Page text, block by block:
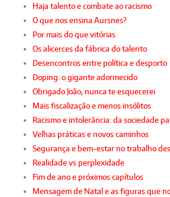
Haja talento e combate ao racismo
O que nos ensina Aursnes?
Por mais do que vitórias
Os alicerces da fábrica do talento
Desencontros entre política e desporto
Doping: o gigante adormecido
Obrigado João, nunca te esquecerei
Mais fiscalização e menos insólitos
Racismo e intolerância: da sociedade
Velhas práticas e novos caminhos
Segurança e bem-estar no trabalho
Realidade vs perplexidade
Fim de ano e próximos capítulos
Mensagem de Natal e as figuras que